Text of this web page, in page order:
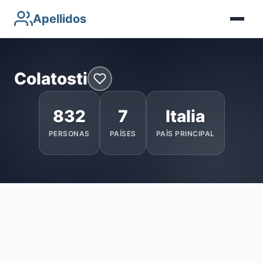
Apellidos
Colatosti
832
PERSONAS
7
PAÍSES
Italia
PAÍS PRINCIPAL